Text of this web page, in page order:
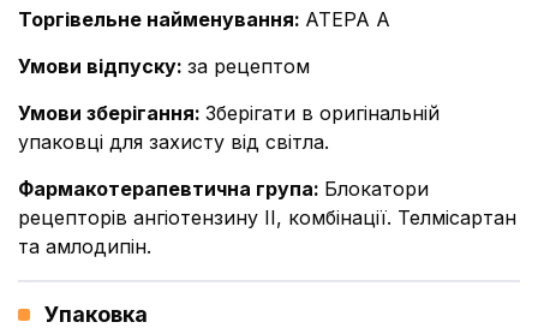
Торгівельне найменування: АТЕРА А
Умови відпуску: за рецептом
Умови зберігання: Зберігати в оригінальній
упаковці для захисту від світла.
Фармакотерапевтична група: Блокатори
рецепторів ангіотензину II, комбінації. Телмісартан
та амлодипін.
Упаковка